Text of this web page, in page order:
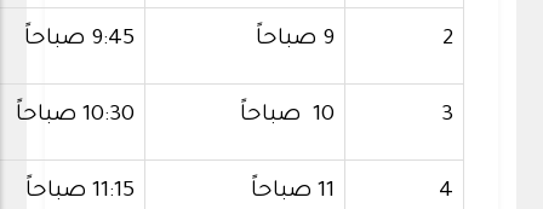
2 9 صباحاً 9:45 صباحاً
3 10 صباحاً 10:30 صباحاً
4 11 صباحاً 11:15 صباحاً